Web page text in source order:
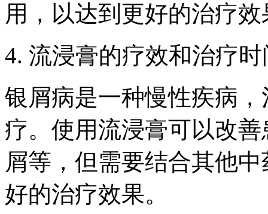
用，以达到更好的治疗效
4. 流浸膏的疗效和治疗时
银屑病是一种慢性疾病
疗。使用流浸膏可以改
屑等，但需要结合其他
好的治疗效果。